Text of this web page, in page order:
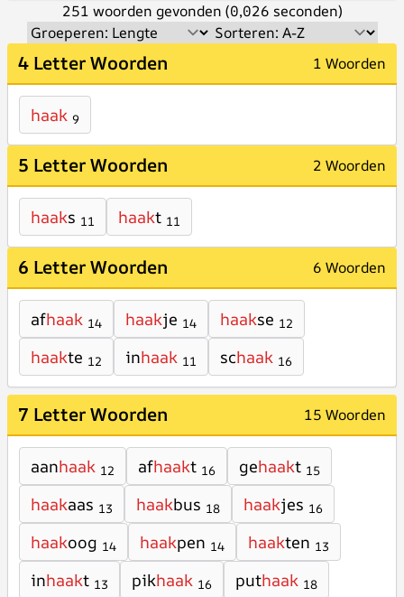
251 woorden gevonden (0,026 seconden)
4 Letter Woorden 1 Woorden
haak 9
5 Letter Woorden 2 Woorden
haaks 11 haakt 11
6 Letter Woorden 6 Woorden
afhaak 14 haakje 14 haakse 12
haakte 12 inhaak 11 schaak 16
7 Letter Woorden 15 Woorden
aanhaak 12 afhaakt 16 gehaakt 15
haakaas 13 haakbus 18 haakjes 16
haakoog 14 haakpen 14 haakten 13
inhaakt 13 pikhaak 16 puthaak 18